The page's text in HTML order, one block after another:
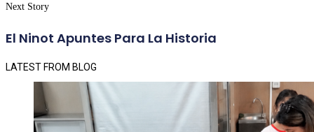
Next Story
El Ninot Apuntes Para La Historia
LATEST FROM BLOG